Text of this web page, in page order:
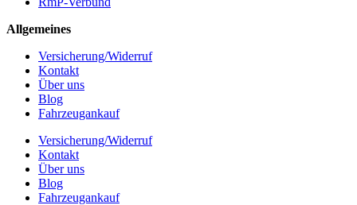
Allgemeines
Versicherung/Widerruf
Kontakt
Über uns
Blog
Fahrzeugankauf
Versicherung/Widerruf
Kontakt
Über uns
Blog
Fahrzeugankauf